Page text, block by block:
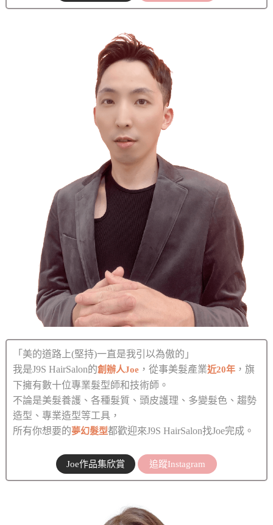
「美的道路上(堅持)一直是我引以為傲的」
我是J9S HairSalon的創辦人Joe ，從事美髮產業近20年 ，旗
下擁有數十位專業髮型師和技術師。
不論是美髮養護、各種髮質、頭皮護理、多變髮色、趨勢
造型、專業造型等工具，
所有你想要的夢幻髮型都歡迎來J9S HairSalon找Joe完成。
Joe作品集欣賞 追蹤Instagram